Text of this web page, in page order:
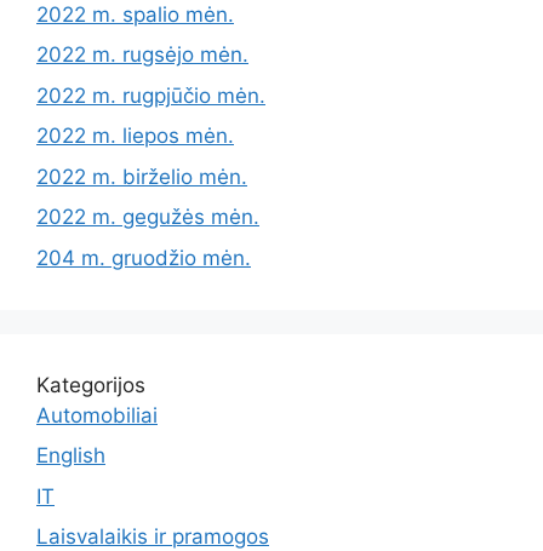
2022 m. spalio mėn.
2022 m. rugsėjo mėn.
2022 m. rugpjūčio mėn.
2022 m. liepos mėn.
2022 m. birželio mėn.
2022 m. gegužės mėn.
204 m. gruodžio mėn.
Kategorijos
Automobiliai
English
IT
Laisvalaikis ir pramogos